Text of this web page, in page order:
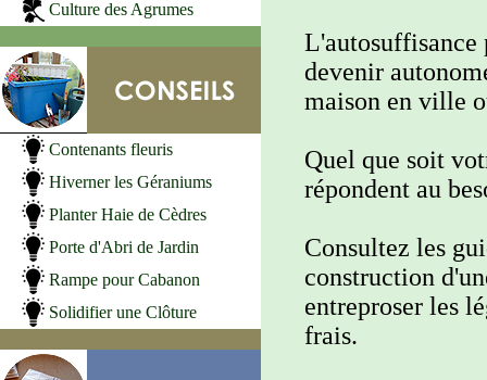
Culture des Agrumes
Contenants fleuris
Hiverner les Géraniums
Planter Haie de Cèdres
Porte d'Abri de Jardin
Rampe pour Cabanon
Solidifier une Clôture
L'autosuffisance
devenir
maison en ville
Quel que soit
répondent au
Consultez les
construction
entreproser les
frais.